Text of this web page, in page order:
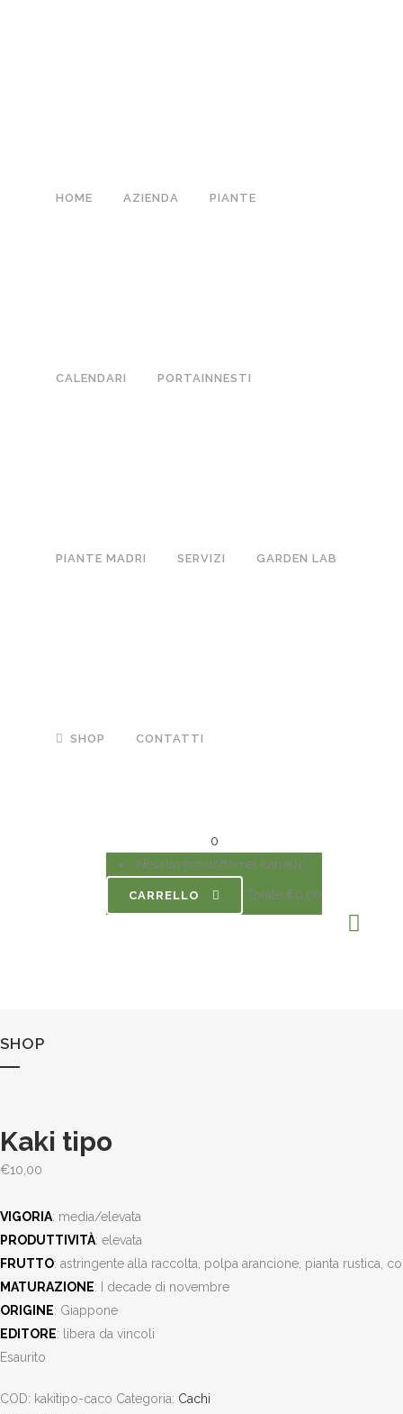
HOME AZIENDA PIANTE
CALENDARI PORTAINNESTI
PIANTE MADRI SERVIZI GARDEN LAB
SHOP CONTATTI
0
Nessun prodotto nel carrello.
CARRELLO Torale:€0,00
SHOP
Kaki tipo
€10,00
VIGORIA: media/elevata
PRODUTTIVITÀ: elevata
FRUTTO: astringente alla raccolta, polpa arancione, pianta rustica,
MATURAZIONE: I decade di novembre
ORIGINE: Giappone
EDITORE: libera da vincoli
Esaurito
COD: kakitipo-caco Categoria: Cachi